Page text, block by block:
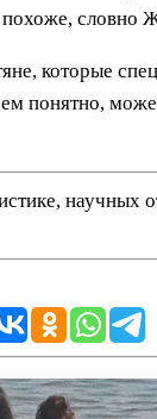
словно
которые
понятно,
научных